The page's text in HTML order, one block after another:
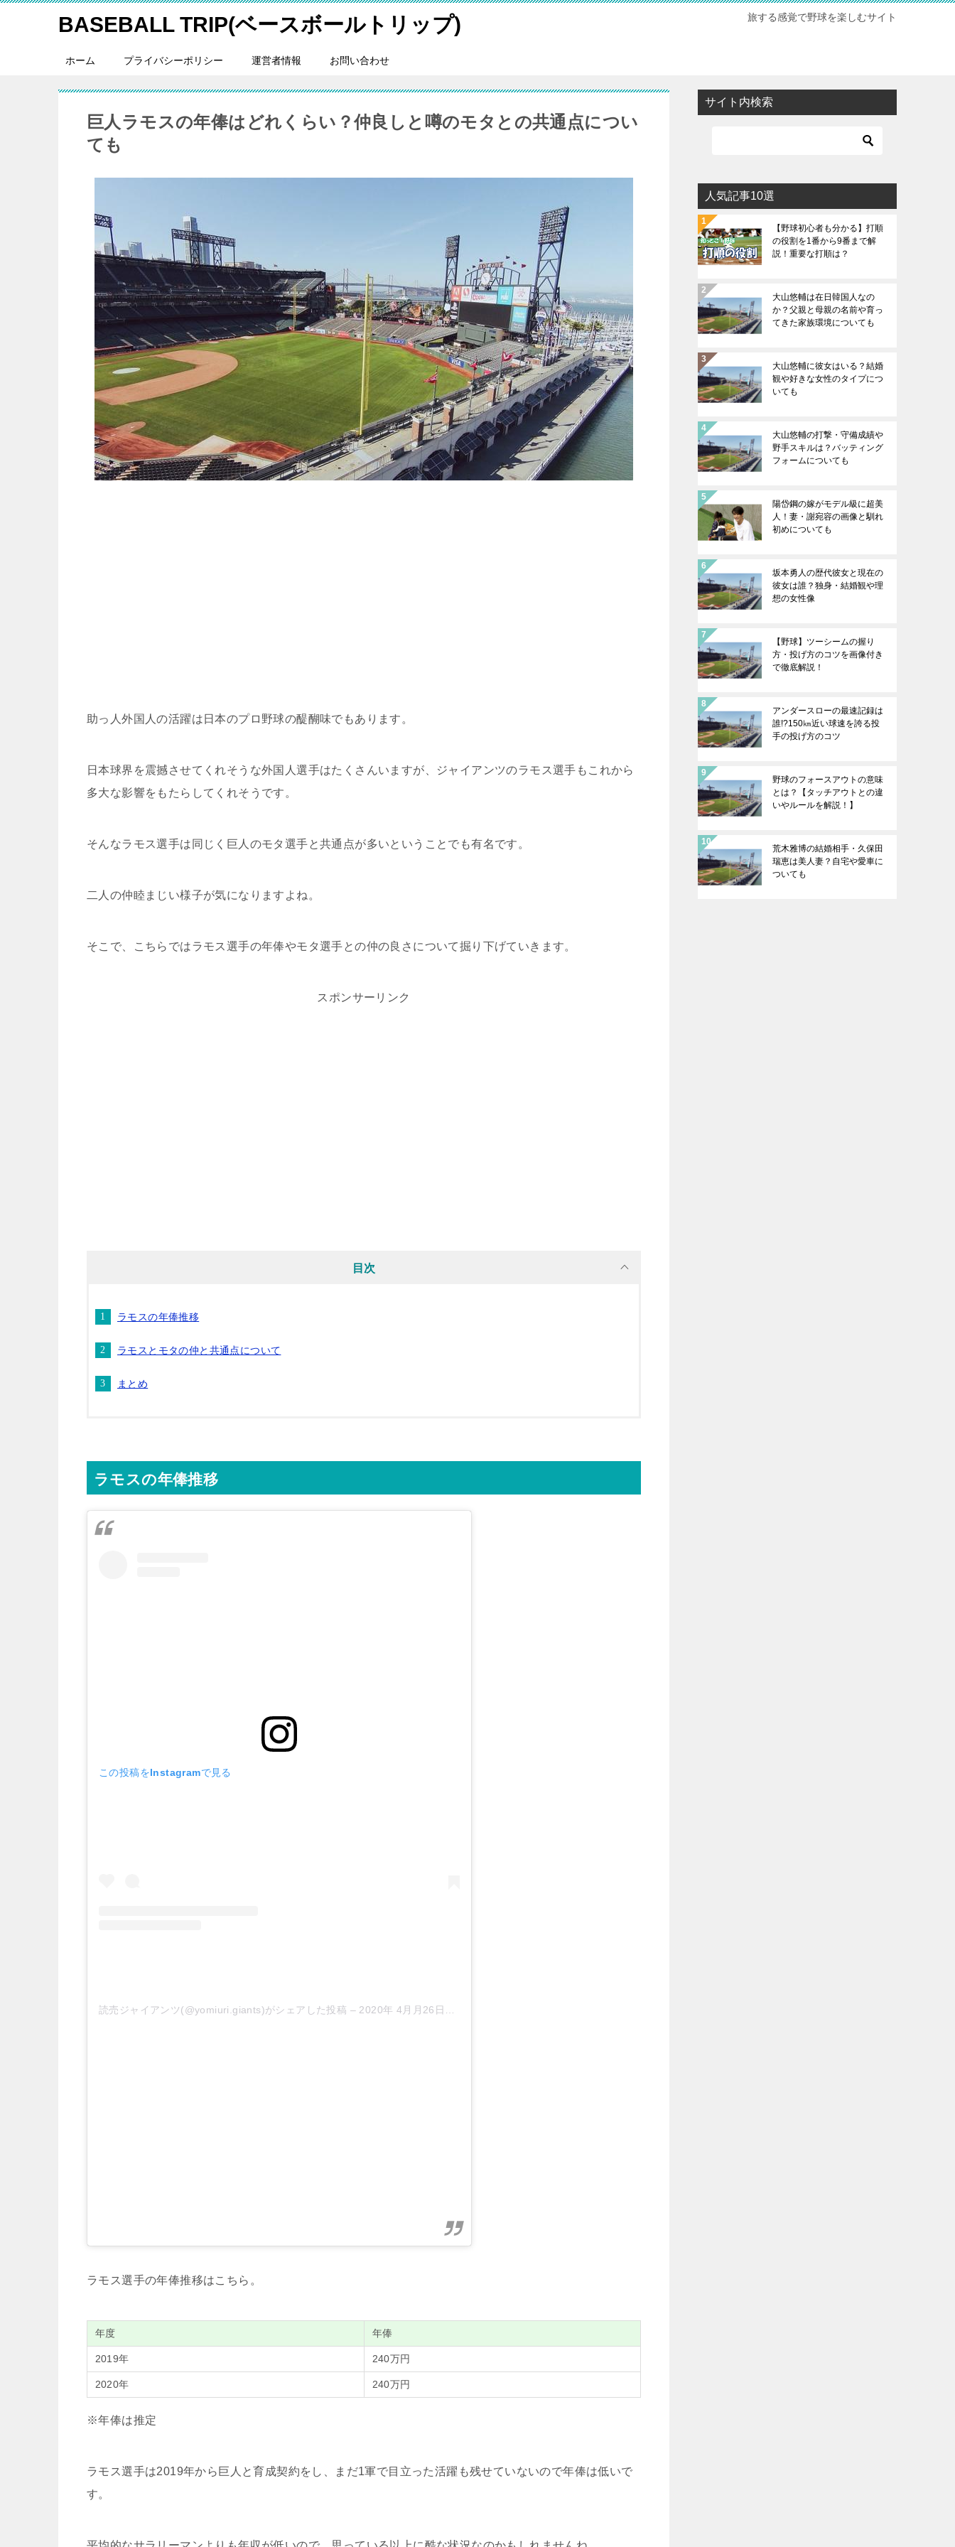
BASEBALL TRIP(ベースボールトリップ) 旅する感覚で野球を楽しむサイト
ホーム プライバシーポリシー 運営者情報 お問い合わせ
巨人ラモスの年俸はどれくらい？仲良しと噂のモタとの共通点につい
ても
助っ人外国人の活躍は日本のプロ野球の醍醐味でもあります。
日本球界を震撼させてくれそうな外国人選手はたくさんいますが、ジャイアンツのラモス選手もこれから
多大な影響をもたらしてくれそうです。
そんなラモス選手は同じく巨人のモタ選手と共通点が多いということでも有名です。
二人の仲睦まじい様子が気になりますよね。
そこで、こちらではラモス選手の年俸やモタ選手との仲の良さについて掘り下げていきます。
スポンサーリンク
目次
ラモスの年俸推移
ラモスとモタの仲と共通点について
まとめ
ラモスの年俸推移
この投稿をInstagramで見る
読売ジャイアンツ(@yomiuri.giants)がシェアした投稿 – 2020年 4月月26日午後4時21分PDT
ラモス選手の年俸推移はこちら。
年度 年俸
2019年 240万円
2020年 240万円
※年俸は推定
ラモス選手は2019年から巨人と育成契約をし、まだ1軍で目立った活躍も残せていないので年俸は低いで
す。
サイト内検索
人気記事10選
【野球初心者も分かる】打順
の役割を1番から9番まで解
説！重要な打順は？
大山悠輔は在日韓国人なの
か？父親と母親の名前や育っ
てきた家族環境についても
大山悠輔に彼女はいる？結婚
観や好きな女性のタイプにつ
いても
大山悠輔の打撃・守備成績や
野手スキルは？バッティング
フォームについても
陽岱鋼の嫁がモデル級に超美
人！妻・謝宛容の画像と馴れ
初めについても
坂本勇人の歴代彼女と現在の
彼女は誰？独身・結婚観や理
想の女性像
【野球】ツーシームの握り
方・投げ方のコツを画像付き
で徹底解説！
アンダースローの最速記録は
誰!?150㎞近い球速を誇る投
手の投げ方のコツ
野球のフォースアウトの意味
とは？【タッチアウトとの違
いやルールを解説！】
荒木雅博の結婚相手・久保田
瑞恵は美人妻？自宅や愛車に
ついても